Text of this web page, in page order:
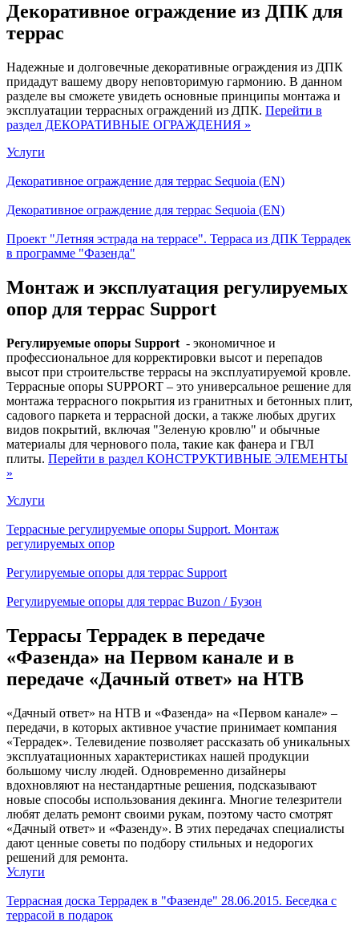
Декоративное ограждение из ДПК для
террас
Надежные и долговечные декоративные ограждения из ДПК
придадут вашему двору неповторимую гармонию. В данном
разделе вы сможете увидеть основные принципы монтажа и
эксплуатации террасных ограждений из ДПК. Перейти в
раздел ДЕКОРАТИВНЫЕ ОГРАЖДЕНИЯ »
Услуги
Декоративное ограждение для террас Sequoia (EN)
Декоративное ограждение для террас Sequoia (EN)
Проект "Летняя эстрада на террасе". Терраса из ДПК Террадек
в программе "Фазенда"
Монтаж и эксплуатация регулируемых
опор для террас Support
Регулируемые опоры Support - экономичное и
профессиональное для корректировки высот и перепадов
высот при строительстве террасы на эксплуатируемой кровле.
Террасные опоры SUPPORT – это универсальное решение для
монтажа террасного покрытия из гранитных и бетонных плит,
садового паркета и террасной доски, а также любых других
видов покрытий, включая "Зеленую кровлю" и обычные
материалы для чернового пола, такие как фанера и ГВЛ
плиты. Перейти в раздел КОНСТРУКТИВНЫЕ ЭЛЕМЕНТЫ
»
Услуги
Терраcные регулируемые опоры Support. Монтаж
регулируемых опор
Регулируемые опоры для террас Support
Регулируемые опоры для террас Buzon / Бузон
Террасы Террадек в передаче
«Фазенда» на Первом канале и в
передаче «Дачный ответ» на НТВ
«Дачный ответ» на НТВ и «Фазенда» на «Первом канале» –
передачи, в которых активное участие принимает компания
«Террадек». Телевидение позволяет рассказать об уникальных
эксплуатационных характеристиках нашей продукции
большому числу людей. Одновременно дизайнеры
вдохновляют на нестандартные решения, подсказывают
новые способы использования декинга. Многие телезрители
любят делать ремонт своими рукам, поэтому часто смотрят
«Дачный ответ» и «Фазенду». В этих передачах специалисты
дают ценные советы по подбору стильных и недорогих
решений для ремонта.
Услуги
Террасная доска Террадек в "Фазенде" 28.06.2015. Беседка с
террасой в подарок